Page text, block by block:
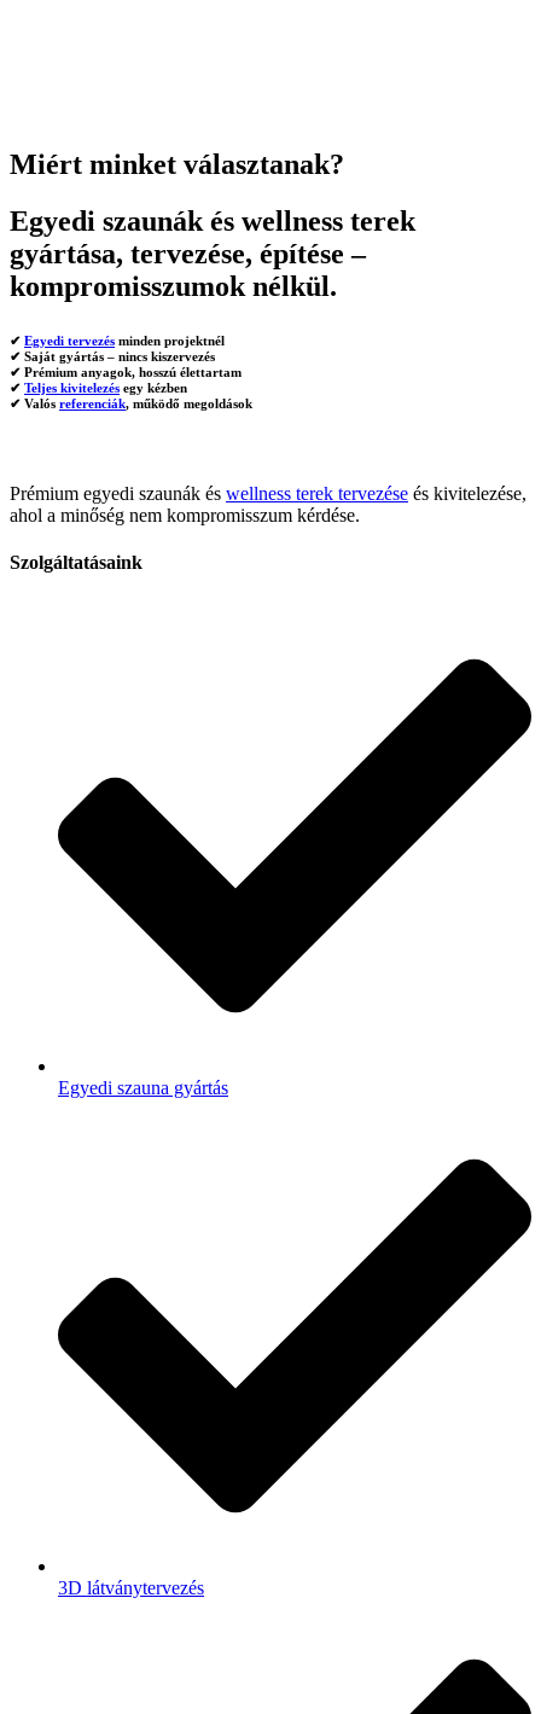
Miért minket választanak?
Egyedi szaunák és wellness terek
gyártása, tervezése, építése –
kompromisszumok nélkül.
✔ Egyedi tervezés minden projektnél
✔ Saját gyártás – nincs kiszervezés
✔ Prémium anyagok, hosszú élettartam
✔ Teljes kivitelezés egy kézben
✔ Valós referenciák, működő megoldások
Prémium egyedi szaunák és wellness terek tervezése és kivitelezése,
ahol a minőség nem kompromisszum kérdése.
Szolgáltatásaink
Egyedi szauna gyártás
3D látványtervezés